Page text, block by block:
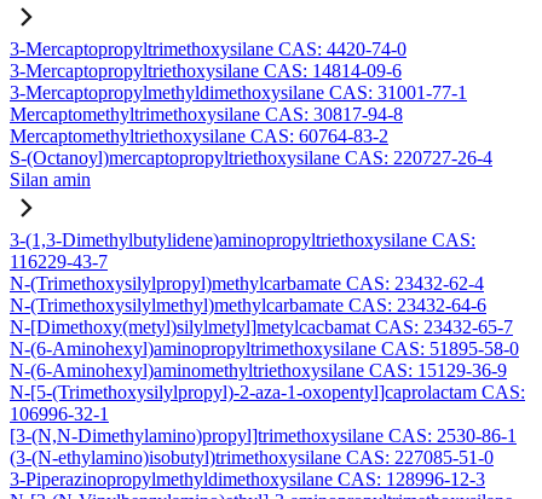
3-Mercaptopropyltrimethoxysilane CAS: 4420-74-0
3-Mercaptopropyltriethoxysilane CAS: 14814-09-6
3-Mercaptopropylmethyldimethoxysilane CAS: 31001-77-1
Mercaptomethyltrimethoxysilane CAS: 30817-94-8
Mercaptomethyltriethoxysilane CAS: 60764-83-2
S-(Octanoyl)mercaptopropyltriethoxysilane CAS: 220727-26-4
Silan amin
3-(1,3-Dimethylbutylidene)aminopropyltriethoxysilane CAS:
116229-43-7
N-(Trimethoxysilylpropyl)methylcarbamate CAS: 23432-62-4
N-(Trimethoxysilylmethyl)methylcarbamate CAS: 23432-64-6
N-[Dimethoxy(metyl)silylmetyl]metylcacbamat CAS: 23432-65-7
N-(6-Aminohexyl)aminopropyltrimethoxysilane CAS: 51895-58-0
N-(6-Aminohexyl)aminomethyltriethoxysilane CAS: 15129-36-9
N-[5-(Trimethoxysilylpropyl)-2-aza-1-oxopentyl]caprolactam CAS:
106996-32-1
[3-(N,N-Dimethylamino)propyl]trimethoxysilane CAS: 2530-86-1
(3-(N-ethylamino)isobutyl)trimethoxysilane CAS: 227085-51-0
3-Piperazinopropylmethyldimethoxysilane CAS: 128996-12-3